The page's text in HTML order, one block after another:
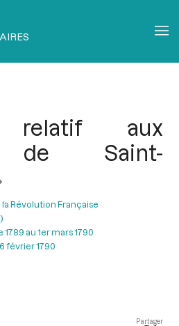
relatif aux
de Saint-
Révolution Française
au 1er mars 1790
février 1790
Partager